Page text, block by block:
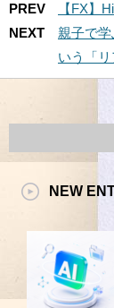
PREV
【FX】
NEXT
親子で
いう「
NEW